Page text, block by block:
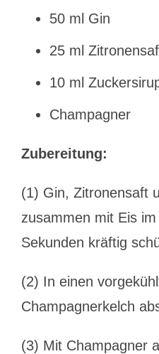
50 ml Gin
25 ml
10 ml
Champagner
Zubereitung:
(1) Gin, Zitronensaft
zusammen mit Eis
Sekunden kräftig
(2) In einen
Champagnerkelch
(3) Mit Champagner